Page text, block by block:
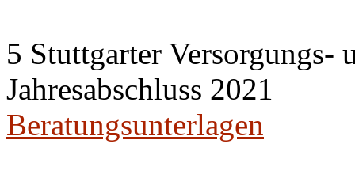
5 Stuttgarter Versorgungs-
Jahresabschluss 2021
Beratungsunterlagen